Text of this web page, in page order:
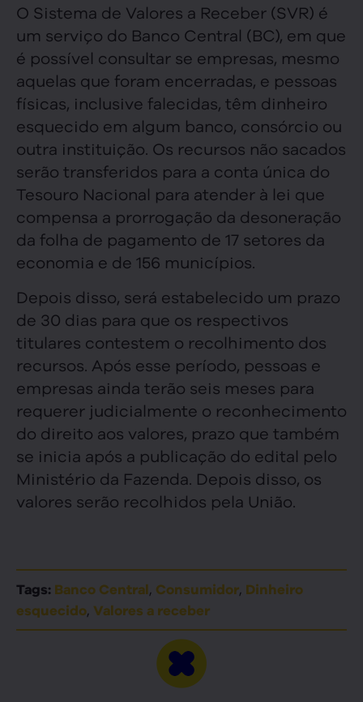
O Sistema de Valores a Receber (SVR) é
um serviço do Banco Central (BC), em que
é possível consultar se empresas, mesmo
aquelas que foram encerradas, e pessoas
físicas, inclusive falecidas, têm dinheiro
esquecido em algum banco, consórcio ou
outra instituição. Os recursos não sacados
serão transferidos para a conta única do
Tesouro Nacional para atender à lei que
compensa a prorrogação da desoneração
da folha de pagamento de 17 setores da
economia e de 156 municípios.
Depois disso, será estabelecido um prazo
de 30 dias para que os respectivos
titulares contestem o recolhimento dos
recursos. Após esse período, pessoas e
empresas ainda terão seis meses para
requerer judicialmente o reconhecimento
do direito aos valores, prazo que também
se inicia após a publicação do edital pelo
Ministério da Fazenda. Depois disso, os
valores serão recolhidos pela União.
Tags: Banco Central, Consumidor, Dinheiro
esquecido, Valores a receber